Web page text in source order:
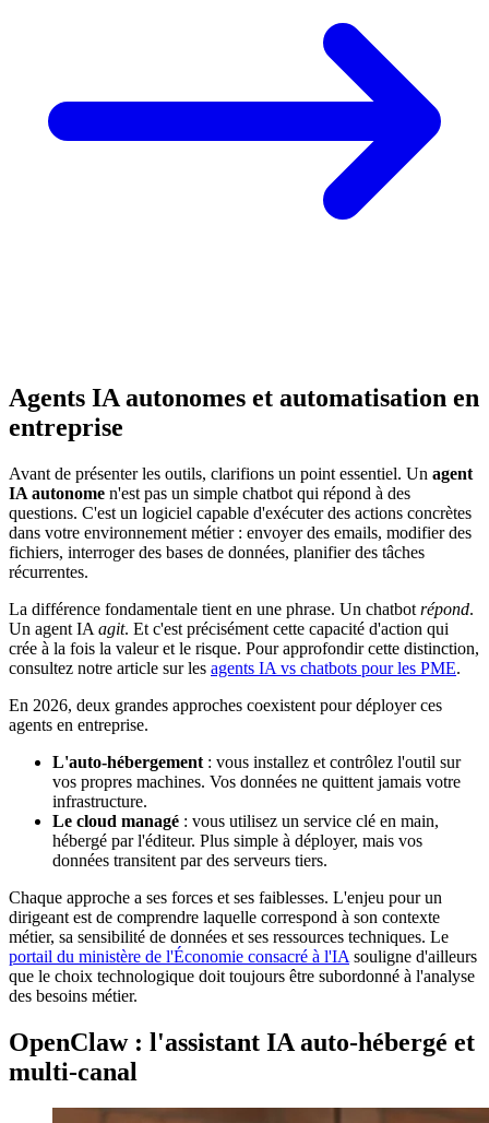
Agents IA autonomes et automatisation en
entreprise
Avant de présenter les outils, clarifions un point essentiel. Un agent
IA autonome n'est pas un simple chatbot qui répond à des
questions. C'est un logiciel capable d'exécuter des actions concrètes
dans votre environnement métier : envoyer des emails, modifier des
fichiers, interroger des bases de données, planifier des tâches
récurrentes.
La différence fondamentale tient en une phrase. Un chatbot répond.
Un agent IA agit. Et c'est précisément cette capacité d'action qui
crée à la fois la valeur et le risque. Pour approfondir cette distinction,
consultez notre article sur les agents IA vs chatbots pour les PME.
En 2026, deux grandes approches coexistent pour déployer ces
agents en entreprise.
L'auto-hébergement : vous installez et contrôlez l'outil sur
vos propres machines. Vos données ne quittent jamais votre
infrastructure.
Le cloud managé : vous utilisez un service clé en main,
hébergé par l'éditeur. Plus simple à déployer, mais vos
données transitent par des serveurs tiers.
Chaque approche a ses forces et ses faiblesses. L'enjeu pour un
dirigeant est de comprendre laquelle correspond à son contexte
métier, sa sensibilité de données et ses ressources techniques. Le
portail du ministère de l'Économie consacré à l'IA souligne d'ailleurs
que le choix technologique doit toujours être subordonné à l'analyse
des besoins métier.
OpenClaw : l'assistant IA auto-hébergé et
multi-canal